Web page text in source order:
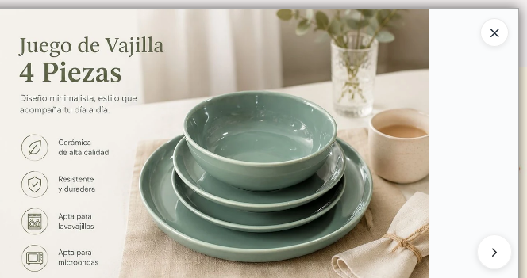
Ingresar a la Tienda
CÓMO COMPRAR QUIÉNES SOMOS CONTACTO